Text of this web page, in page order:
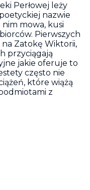
Perłowej leży
nazwie
mowa, kusi
Pierwszych
na Zatokę Wiktorii,
przyciągają
jakie oferuje to
często nie
które wiążą
z